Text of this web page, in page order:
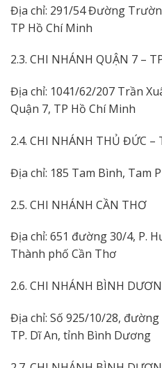
Địa chỉ: 291/54 Đường
TP Hồ Chí Minh
2.3. CHI NHÁNH QUẬN 7 –
Địa chỉ: 1041/62/207 Trần
Quận 7, TP Hồ Chí Minh
2.4. CHI NHÁNH THỦ ĐỨC –
Địa chỉ: 185 Tam Bình, Tam
2.5. CHI NHÁNH CẦN THƠ
Địa chỉ: 651 đường 30/4, P.
Thành phố Cần Thơ
2.6. CHI NHÁNH BÌNH
Địa chỉ: Số 925/10/28,
TP. Dĩ An, tỉnh Bình Dương